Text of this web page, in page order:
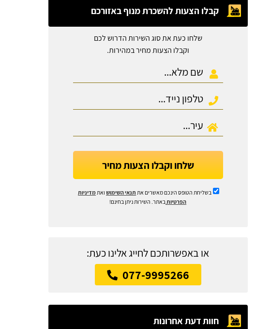
קבלו הצעות להשכרת מנוף באזורכם
שלחו כעת את סוג השירות הדרוש לכם
וקבלו הצעות מחיר במהירות.
שלחו וקבלו הצעות מחיר
בשליחת הטופס הינכם מאשרים את תנאי השימושואתמדיניות
הפרטיותבאתר. השירות ניתן בחינם!
או באפשרותכם לחייג אלינו כעת:
077-9995266
חוות דעת אחרונות